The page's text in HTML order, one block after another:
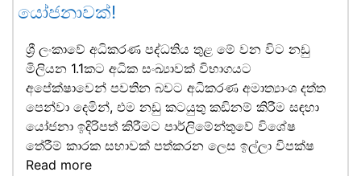
යෝජනාවක්!
ශ්‍රී ලංකාවේ අධිකරණ පද්ධතිය තුළ මේ වන විට නඩු
මිලියන 1.1කට අධික සංඛ්‍යාවක් විභාගයට
අපේක්ෂාවෙන් පවතින බවට අධිකරණ අමාත්‍යාංශ දත්ත
පෙන්වා දෙමින්, එම නඩු කටයුතු කඩිනම් කිරීම සඳහා
යෝජනා ඉදිරිපත් කිරීමට පාර්ලිමේන්තුවේ විශේෂ
තේරීම් කාරක සභාවක් පත්කරන ලෙස ඉල්ලා විපක්ෂ
Read more